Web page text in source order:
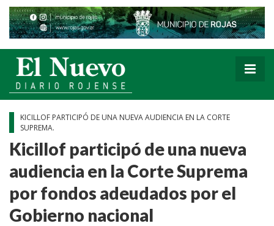
KICILLOF PARTICIPÓ DE UNA NUEVA AUDIENCIA EN LA CORTE
SUPREMA.
Kicillof participó de una nueva
audiencia en la Corte Suprema
por fondos adeudados por el
Gobierno nacional